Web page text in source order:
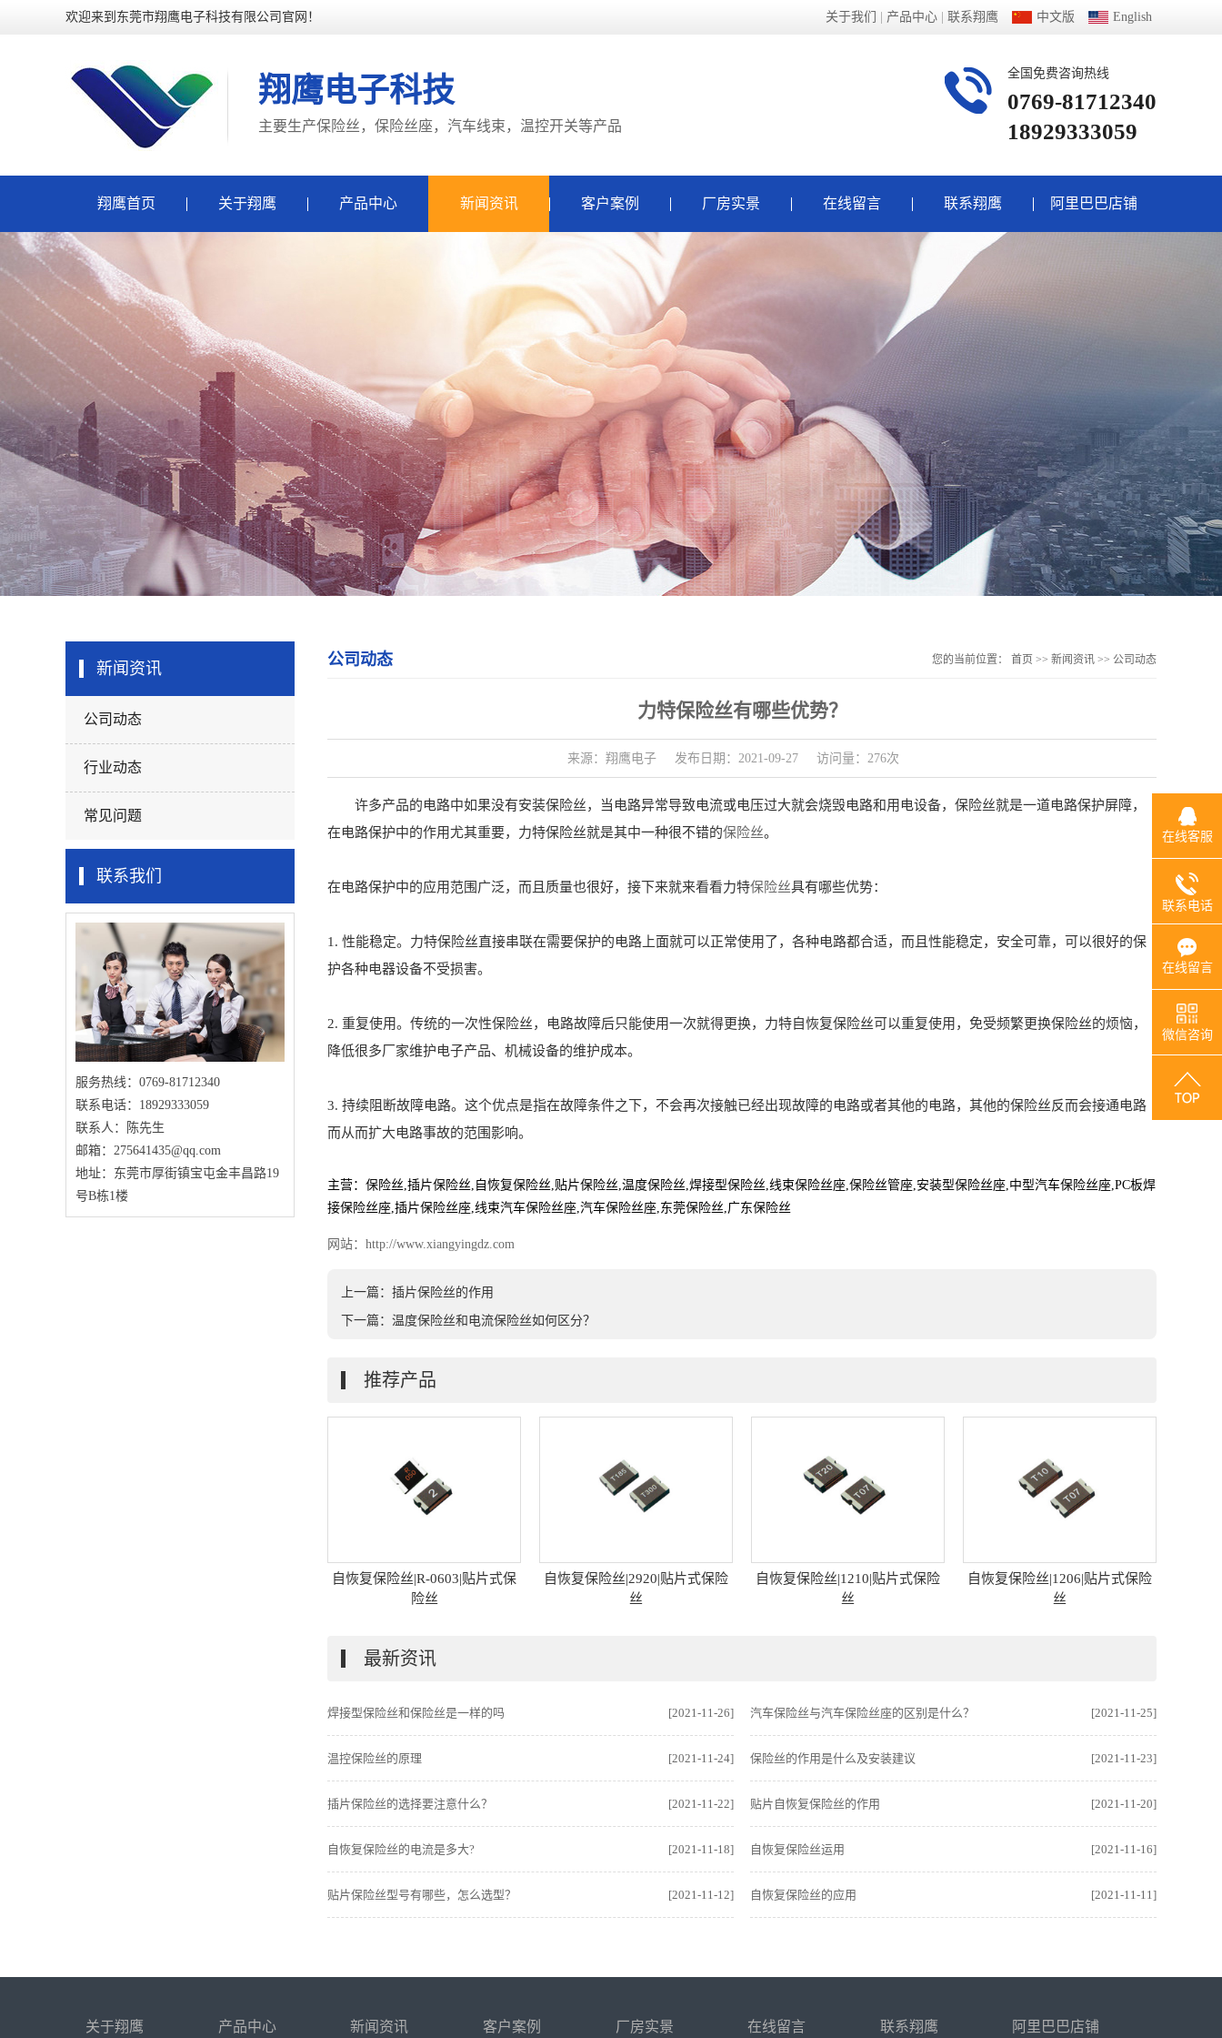
欢迎来到东莞市翔鹰电子科技有限公司官网！ 关于我们 产品中心 联系翔鹰 中文版 English
翔鹰电子科技
主要生产保险丝，保险丝座，汽车线束，温控开关等产品
全国免费咨询热线
0769-81712340
18929333059
翔鹰首页 关于翔鹰 产品中心 新闻资讯
行业动态
常见问题
客户案例 厂房实景 在线留言 联系翔鹰 阿里巴巴店铺
新闻资讯
公司动态
行业动态
常见问题
联系我们
服务热线：0769-81712340
联系电话：18929333059
联系人：陈先生
邮箱：275641435@qq.com
地址：东莞市厚街镇宝屯金丰昌路19
号B栋1楼
公司动态 您的当前位置： 首页 >> 新闻资讯 >> 公司动态
力特保险丝有哪些优势？
来源：翔鹰电子 发布日期：2021-09-27 访问量：276次
许多产品的电路中如果没有安装保险丝，当电路异常导致电流或电压过大就会烧毁电路和用电设备，保险丝就是一道电路保护屏障，
在电路保护中的作用尤其重要，力特保险丝就是其中一种很不错的保险丝。
在电路保护中的应用范围广泛，而且质量也很好，接下来就来看看力特保险丝具有哪些优势：
1. 性能稳定。力特保险丝直接串联在需要保护的电路上面就可以正常使用了，各种电路都合适，而且性能稳定，安全可靠，可以很好的保
护各种电器设备不受损害。
2. 重复使用。传统的一次性保险丝，电路故障后只能使用一次就得更换，力特自恢复保险丝可以重复使用，免受频繁更换保险丝的烦恼，
降低很多厂家维护电子产品、机械设备的维护成本。
3. 持续阻断故障电路。这个优点是指在故障条件之下，不会再次接触已经出现故障的电路或者其他的电路，其他的保险丝反而会接通电路
而从而扩大电路事故的范围影响。
主营： 保险丝,插片保险丝, 自恢复保险丝,贴片保险丝,温度保险丝,焊接型保险丝,线束保险丝座,保险丝管座,安装型保险丝座,中型汽车保险丝座,PC板焊
接保险丝座,插片保险丝座,线束汽车保险丝座,汽车保险丝座,东莞保险丝,广东保险丝
网站：http://www.xiangyingdz.com
上一篇：插片保险丝的作用
下一篇：温度保险丝和电流保险丝如何区分？
推荐产品
自恢复保险丝|2920|贴片式保险
丝
自恢复保险丝|1210|贴片式保险
丝
自恢复保险丝|1206|贴片式保险
丝
自恢复保险丝|0805|贴片式保险
丝
最新资讯
焊接型保险丝和保险丝是一样的吗 [2021-11-26] 汽车保险丝与汽车保险丝座的区别是什么？ [2021-11-25]
温控保险丝的原理 [2021-11-24] 保险丝的作用是什么及安装建议 [2021-11-23]
插片保险丝的选择要注意什么？ [2021-11-22] 贴片自恢复保险丝的作用 [2021-11-20]
自恢复保险丝的电流是多大? [2021-11-18] 自恢复保险丝运用 [2021-11-16]
贴片保险丝型号有哪些，怎么选型？ [2021-11-12] 自恢复保险丝的应用 [2021-11-11]
关于翔鹰 产品中心 新闻资讯 客户案例 厂房实景 在线留言 联系翔鹰 阿里巴巴店铺
在线客服
联系电话
在线留言
微信咨询